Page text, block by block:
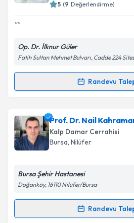
Kişisel verilerimin
Metni'ni okudum ve kişisel
kapsamda işlenmesini kabul
5 (9 Değerlendirme)
Op. Dr. İlknur Güler
Fatih Sultan Mehmet Bulvarı, Cadde 224
Randevu
Randevu Takvimi Talebi
Op. Dr. İlknur Güleriçin
oluşturun. Size bu uzmandan
takvim hazırlandığında e-posta
Kişisel verilerimin
Metni'ni okudum ve kişisel
Prof. Dr. Nail
Kalp Damar Cerrahisi
Bursa, Nilüfer
Bursa Şehir Hastanesi
Doğanköy, 16110 Nilüfer/Bursa
Randevu
Randevu Takvimi Talebi